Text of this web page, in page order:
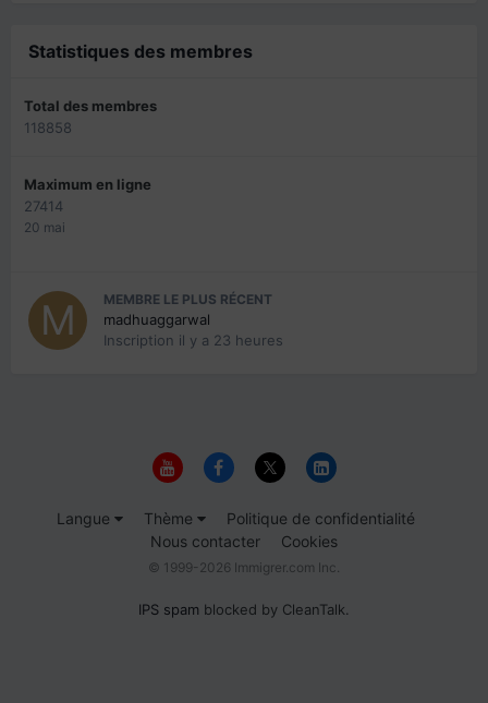
Statistiques des membres
Total des membres
118858
Maximum en ligne
27414
20 mai
MEMBRE LE PLUS RÉCENT
madhuaggarwal
Inscription il y a 23 heures
Langue Thème
Politique de confidentialité
Nous contacter
Cookies
© 1999-2026 Immigrer.com Inc.
IPS spam blocked by CleanTalk.